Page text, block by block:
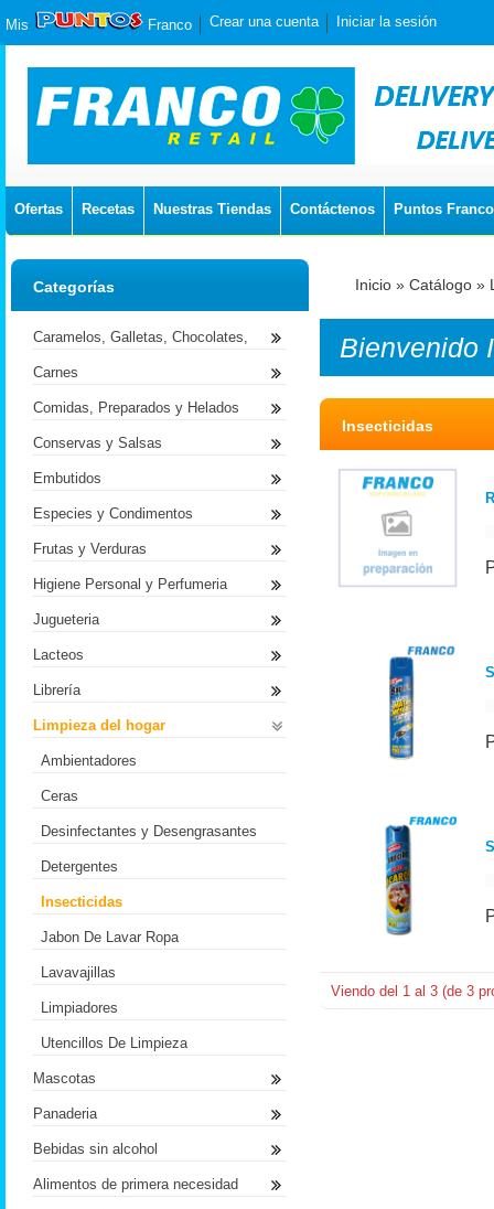
Mis Franco Crear una cuenta Iniciar la sesión
Ofertas Recetas Nuestras Tiendas Contáctenos Puntos Franco
Inicio » Catálogo »
Bienvenido
Insecticidas
Viendo del 1 al 3 (de 3
Categorías
Caramelos, Galletas, Chocolates,
Carnes
Comidas, Preparados y Helados
Conservas y Salsas
Embutidos
Especies y Condimentos
Frutas y Verduras
Higiene Personal y Perfumeria
Jugueteria
Lacteos
Librería
Limpieza del hogar
Ambientadores
Ceras
Desinfectantes y Desengrasantes
Detergentes
Insecticidas
Jabon De Lavar Ropa
Lavavajillas
Limpiadores
Utencillos De Limpieza
Mascotas
Panaderia
Bebidas sin alcohol
Alimentos de primera necesidad